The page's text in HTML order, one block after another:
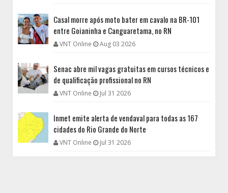
Casal morre após moto bater em cavalo na BR-101
entre Goianinha e Canguaretama, no RN
VNT Online Aug 03 2026
Senac abre mil vagas gratuitas em cursos técnicos e
de qualificação profissional no RN
VNT Online Jul 31 2026
Inmet emite alerta de vendaval para todas as 167
cidades do Rio Grande do Norte
VNT Online Jul 31 2026